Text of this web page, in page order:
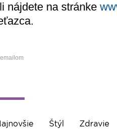
nájdete na stránke
Štýl Zdravie